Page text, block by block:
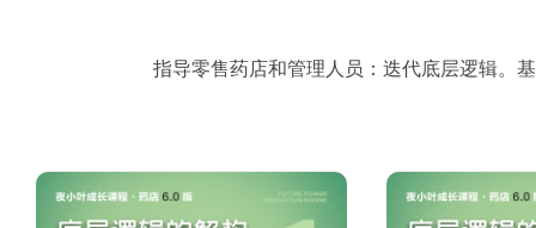
指导零售药店和管理人员：迭代底层逻辑。